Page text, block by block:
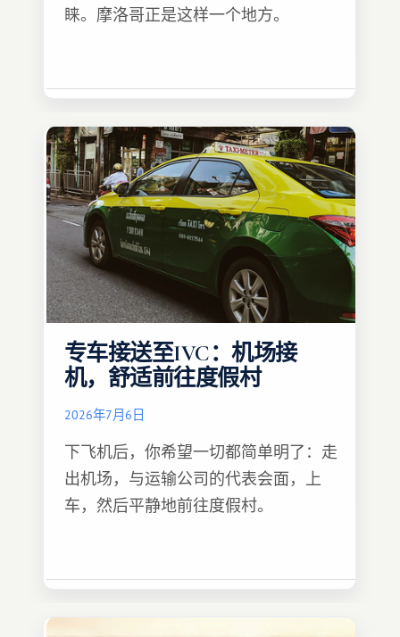
睐。摩洛哥正是这样一个地方。
专车接送至IVC：机场接
机，舒适前往度假村
2026年7月6日
下飞机后，你希望一切都简单明了：走
出机场，与运输公司的代表会面，上
车，然后平静地前往度假村。